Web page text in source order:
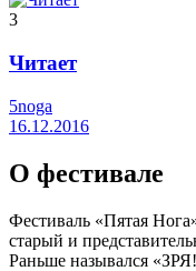
3
Читает
5noga
16.12.2016
О фестивале
Фестиваль «Пятая
старый и
Раньше назывался